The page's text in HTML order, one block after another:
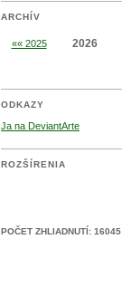
ARCHÍV
«« 2025 2026
ODKAZY
Ja na DeviantArte
ROZŠÍRENIA
POČET ZHLIADNUTÍ: 16045